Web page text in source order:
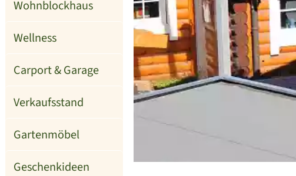
Wohnblockhaus
Wellness
Carport & Garage
Verkaufsstand
Gartenmöbel
Geschenkideen